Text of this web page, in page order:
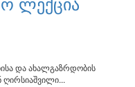
ლექცია
და ახალგაზრდობის